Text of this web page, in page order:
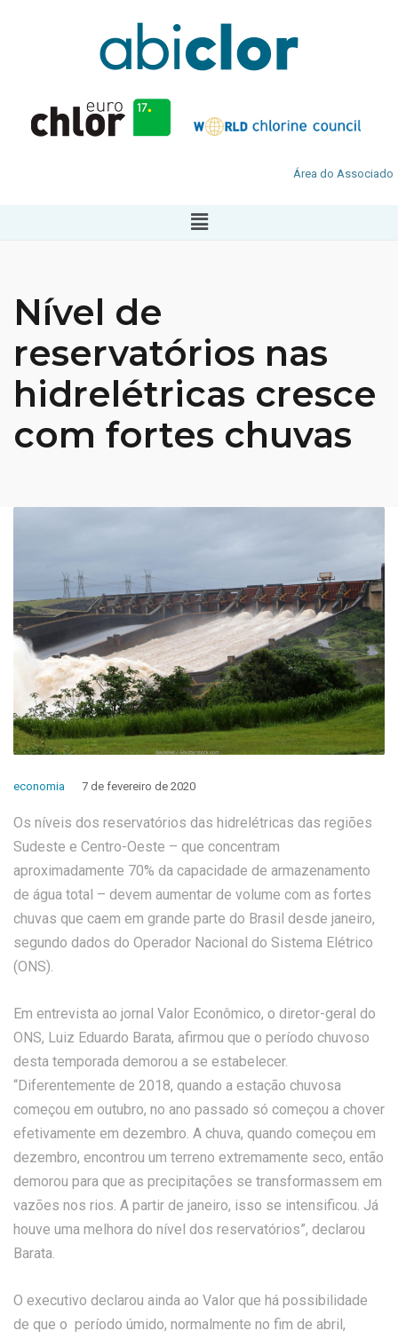
Área do Associado
Nível de
reservatórios nas
hidrelétricas cresce
com fortes chuvas
economia 7 de fevereiro de 2020
Os níveis dos reservatórios das hidrelétricas das regiões
Sudeste e Centro-Oeste – que concentram
aproximadamente 70% da capacidade de armazenamento
de água total – devem aumentar de volume com as fortes
chuvas que caem em grande parte do Brasil desde janeiro,
segundo dados do Operador Nacional do Sistema Elétrico
(ONS).
Em entrevista ao jornal Valor Econômico, o diretor-geral do
ONS, Luiz Eduardo Barata, afirmou que o período chuvoso
desta temporada demorou a se estabelecer.
“Diferentemente de 2018, quando a estação chuvosa
começou em outubro, no ano passado só começou a chover
efetivamente em dezembro. A chuva, quando começou em
dezembro, encontrou um terreno extremamente seco, então
demorou para que as precipitações se transformassem em
vazões nos rios. A partir de janeiro, isso se intensificou. Já
houve uma melhora do nível dos reservatórios”, declarou
Barata.
O executivo declarou ainda ao Valor que há possibilidade
de que o período úmido, normalmente no fim de abril,